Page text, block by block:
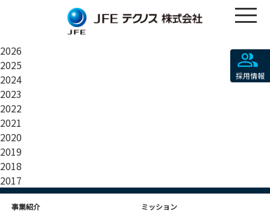
2026
2025
2024
2023
2022
2021
2020
2019
2018
2017
採用情報
事業紹介 ミッション